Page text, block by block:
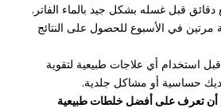
قبل غسله بشكل جيد بالماء الفاتر.
مرتين في الأسبوع للحصول على النتائج
استخدام أي علاجات طبيعية لتقوية
حساسية أو مشاكل جلدية.
أن تعرف على أفضل خلطات طبيعية